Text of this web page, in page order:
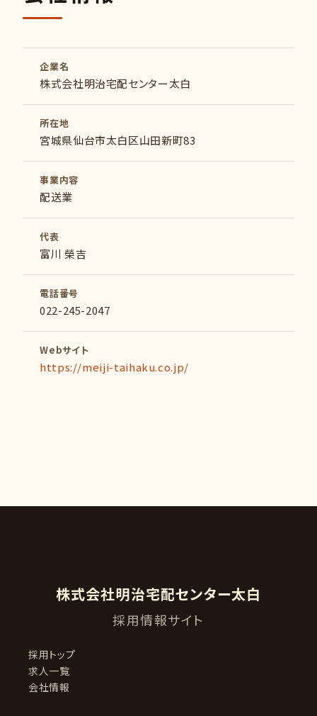
企業名
株式会社明治宅配センター太白
所在地
宮城県仙台市太白区山田新町83
事業内容
配送業
代表
富川 榮吉
電話番号
022-245-2047
Webサイト
https://meiji-taihaku.co.jp/
株式会社明治宅配センター太白
採用情報サイト
採用トップ
求人一覧
会社情報